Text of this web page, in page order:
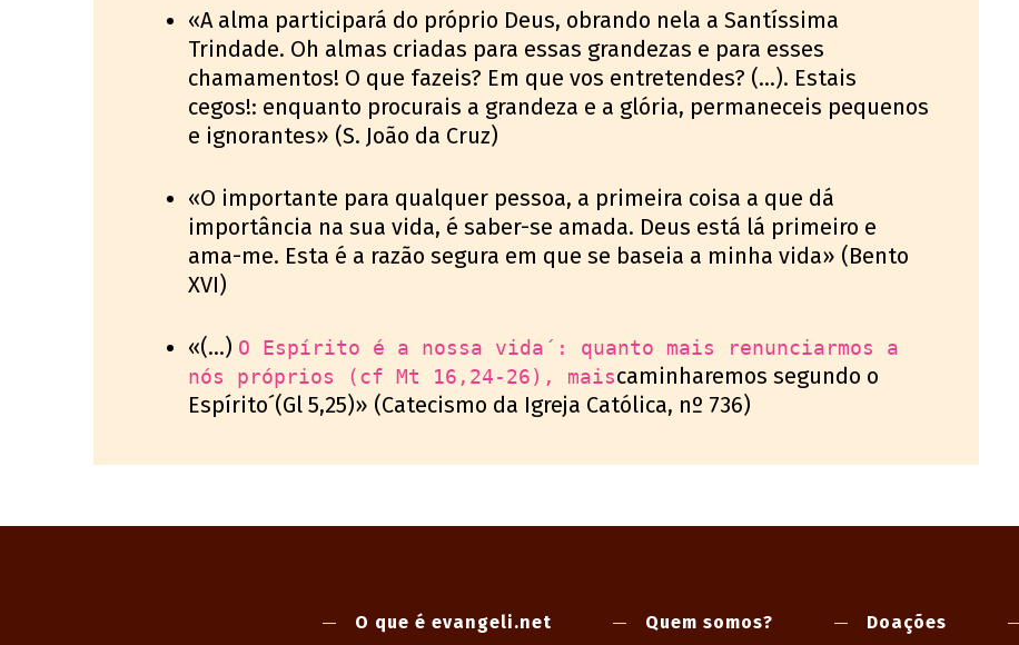
«A alma participará do próprio Deus, obrando nela a Santíssima
Trindade. Oh almas criadas para essas grandezas e para esses
chamamentos! O que fazeis? Em que vos entretendes? (...). Estais
cegos!: enquanto procurais a grandeza e a glória, permaneceis pequenos
e ignorantes» (S. João da Cruz)
«O importante para qualquer pessoa, a primeira coisa a que dá
importância na sua vida, é saber-se amada. Deus está lá primeiro e
ama-me. Esta é a razão segura em que se baseia a minha vida» (Bento
XVI)
«(...) O Espírito é a nossa vida´: quanto mais renunciarmos a
nós próprios (cf Mt 16,24-26), maiscaminharemos segundo o
Espírito´(Gl 5,25)» (Catecismo da Igreja Católica, nº 736)
O que é evangeli.net Quem somos? Doações